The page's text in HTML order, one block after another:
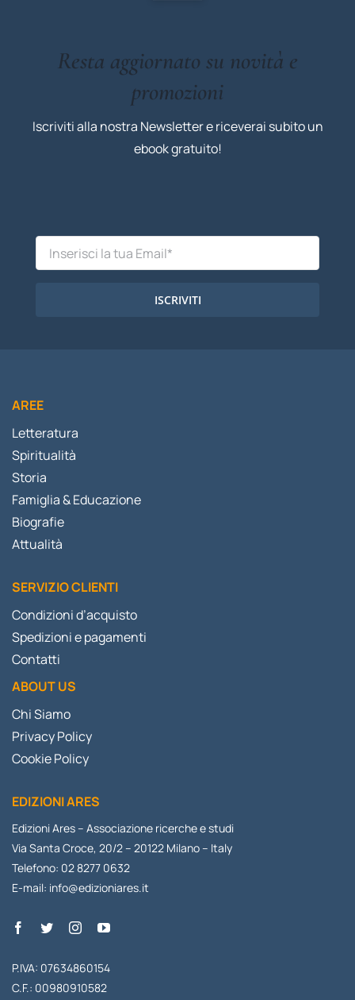
Resta aggiornato su novità e
promozioni
Iscriviti alla nostra Newsletter e riceverai subito un
ebook gratuito!
ISCRIVITI
AREE
Letteratura
Spiritualità
Storia
Famiglia & Educazione
Biografie
Attualità
SERVIZIO CLIENTI
Condizioni d’acquisto
Spedizioni e pagamenti
Contatti
ABOUT US
Chi Siamo
Privacy Policy
Cookie Policy
EDIZIONI ARES
Edizioni Ares – Associazione ricerche e studi
Via Santa Croce, 20/2 – 20122 Milano – Italy
Telefono: 02 8277 0632
E-mail: info@edizioniares.it
P.IVA: 07634860154
C.F.: 00980910582